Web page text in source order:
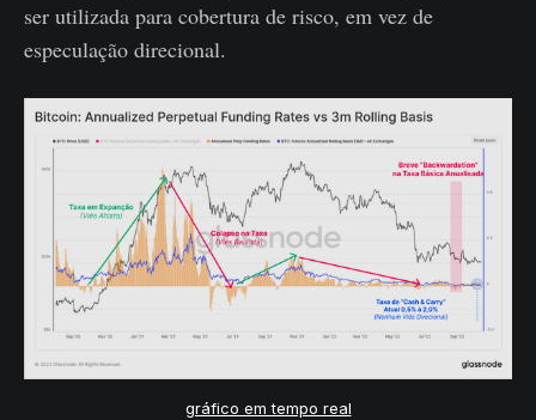
ser utilizada para cobertura de risco, em vez de
especulação direcional.
gráfico em tempo real